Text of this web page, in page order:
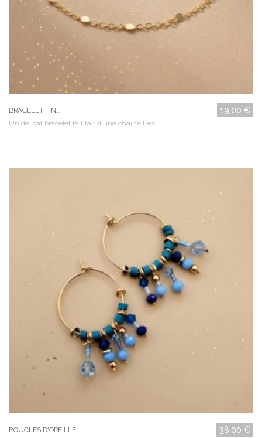
BRACELET FIN... 19,00 €
Un délicat bracelet fait fait d'une chaîne très...
BOUCLES D'OREILLE... 38,00 €